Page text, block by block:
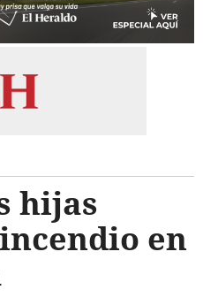
hijas
en